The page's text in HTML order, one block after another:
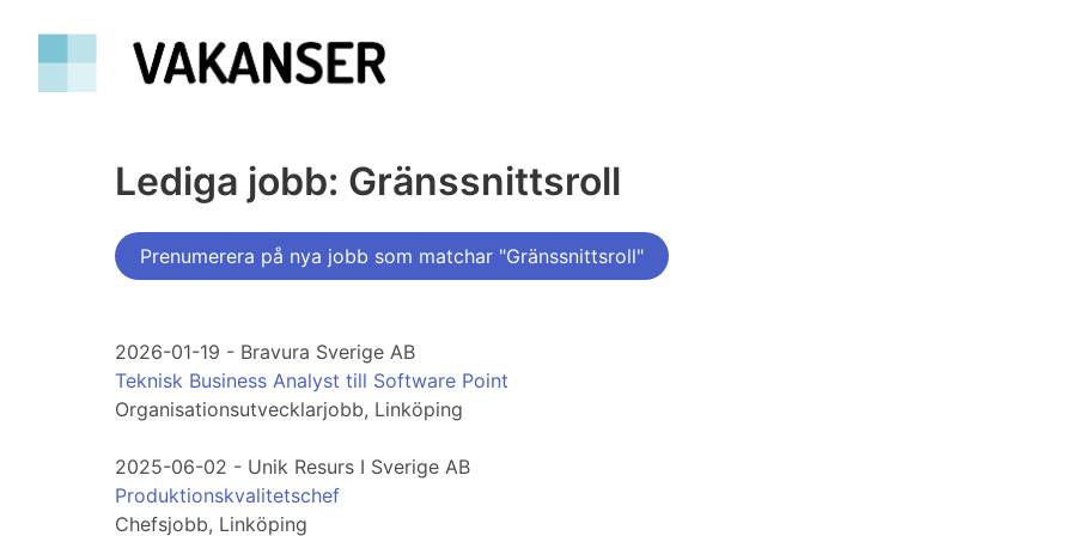
Lediga jobb: Gränssnittsroll
Prenumerera på nya jobb som matchar "Gränssnittsroll"
2026-01-19 - Bravura Sverige AB
Teknisk Business Analyst till Software Point
Organisationsutvecklarjobb, Linköping
2025-06-02 - Unik Resurs I Sverige AB
Produktionskvalitetschef
Chefsjobb, Linköping